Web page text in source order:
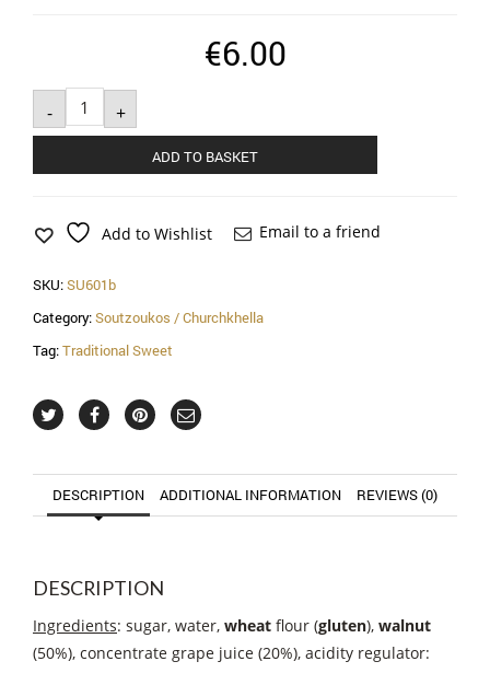
€6.00
-
Soutzioukos
Grapes
Walnut
quantity
+
ADD TO BASKET
Add to Wishlist Email to a friend
SKU:SU601b
Category:Soutzoukos / Churchkhella
Tag:Traditional Sweet
DESCRIPTION ADDITIONAL INFORMATION REVIEWS (0)
DESCRIPTION
Ingredients: sugar, water, wheat flour (gluten), walnut
(50%), concentrate grape juice (20%), acidity regulator: